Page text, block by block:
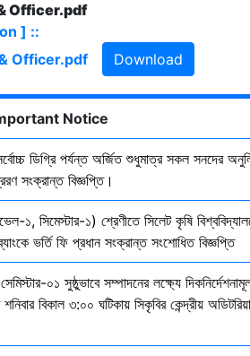
Officer.pdf
] ::
Download
Notice
ডিগ্রি পর্যন্ত অর্জিত শুধুমাত্র সকল সনদের
সংক্রান্ত বিজ্ঞপ্তি।
১, সিমেস্টার-১) শ্রেণীতে সিলেট কৃষি
ভর্তি ফি প্রধান সংক্রান্ত সংশোধিত বিজ্ঞপ্তি
০১ সুষ্ঠুভাবে সম্পাদনের লক্ষ্যে
বিকাল ৩:০০ ঘটিকায় সিকৃবির কেন্দ্রীয়